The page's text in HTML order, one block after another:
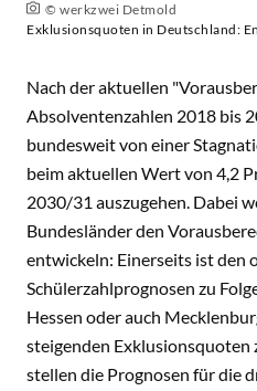
© werkzwei Detmold
Exklusionsquoten in Deutschland:
Nach der aktuellen
Absolventenzahlen 2018 bis
bundesweit von einer
beim aktuellen Wert von 4,2
2030/31 auszugehen. Dabei
Bundesländer den
entwickeln: Einerseits ist den
Schülerzahlprognosen zu
Hessen oder auch
steigenden Exklusionsquoten
stellen die Prognosen für die